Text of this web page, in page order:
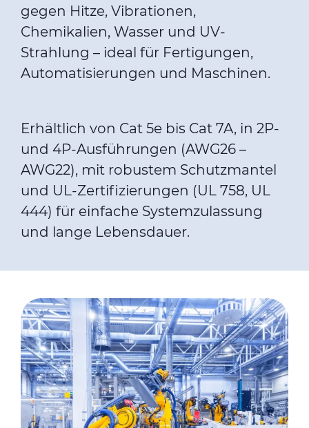
gegen Hitze, Vibrationen,
Chemikalien, Wasser und UV-
Strahlung – ideal für Fertigungen,
Automatisierungen und Maschinen.
Erhältlich von Cat 5e bis Cat 7A, in 2P-
und 4P-Ausführungen (AWG26 –
AWG22), mit robustem Schutzmantel
und UL-Zertifizierungen (UL 758, UL
444) für einfache Systemzulassung
und lange Lebensdauer.